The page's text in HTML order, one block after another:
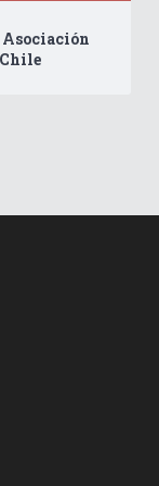
Asociación